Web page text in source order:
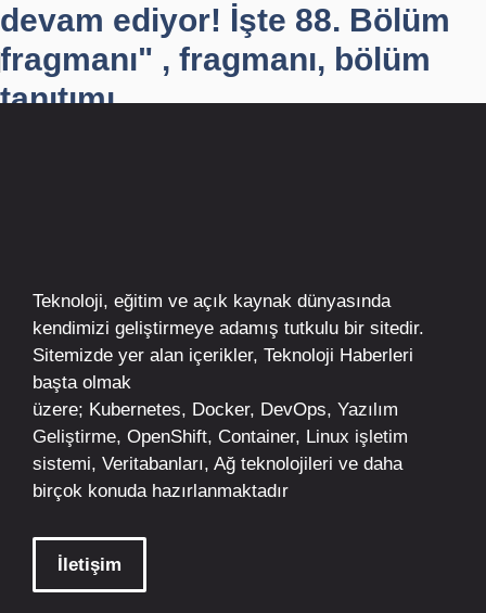
devam ediyor! İşte 88. Bölüm
fragmanı" , fragmanı, bölüm
tanıtımı
Teknoloji, eğitim ve açık kaynak dünyasında
kendimizi geliştirmeye adamış tutkulu bir sitedir.
Sitemizde yer alan içerikler, Teknoloji Haberleri
başta olmak
üzere; Kubernetes, Docker, DevOps, Yazılım
Geliştirme, OpenShift, Container, Linux işletim
sistemi, Veritabanları, Ağ teknolojileri ve daha
birçok konuda hazırlanmaktadır
İletişim